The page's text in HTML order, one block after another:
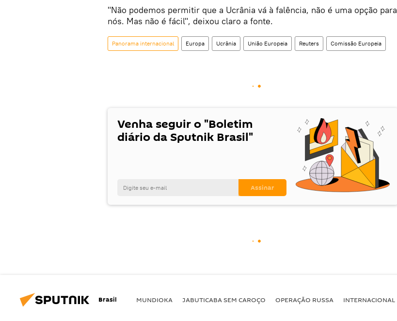
"Não podemos permitir que a Ucrânia vá à falência, não é uma opção para
nós. Mas não é fácil", deixou claro a fonte.
Panorama internacional Europa Ucrânia União Europeia Reuters Comissão Europeia
Venha seguir o "Boletim
diário da Sputnik Brasil"
Brasil MUNDIOKA JABUTICABA SEM CAROÇO OPERAÇÃO RUSSA INTERNACIONAL